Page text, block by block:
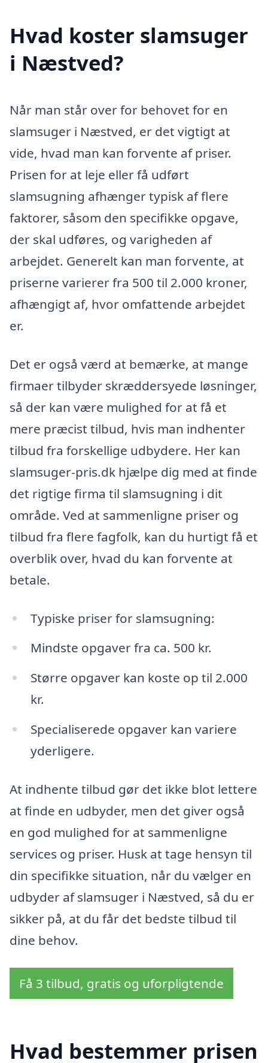
Hvad koster slamsuger
i Næstved?
Når man står over for behovet for en
slamsuger i Næstved, er det vigtigt at
vide, hvad man kan forvente af priser.
Prisen for at leje eller få udført
slamsugning afhænger typisk af flere
faktorer, såsom den specifikke opgave,
der skal udføres, og varigheden af
arbejdet. Generelt kan man forvente, at
priserne varierer fra 500 til 2.000 kroner,
afhængigt af, hvor omfattende arbejdet
er.
Det er også værd at bemærke, at mange
firmaer tilbyder skræddersyede løsninger,
så der kan være mulighed for at få et
mere præcist tilbud, hvis man indhenter
tilbud fra forskellige udbydere. Her kan
slamsuger-pris.dk hjælpe dig med at finde
det rigtige firma til slamsugning i dit
område. Ved at sammenligne priser og
tilbud fra flere fagfolk, kan du hurtigt få et
overblik over, hvad du kan forvente at
betale.
Typiske priser for slamsugning:
Mindste opgaver fra ca. 500 kr.
Større opgaver kan koste op til 2.000
kr.
Specialiserede opgaver kan variere
yderligere.
At indhente tilbud gør det ikke blot lettere
at finde en udbyder, men det giver også
en god mulighed for at sammenligne
services og priser. Husk at tage hensyn til
din specifikke situation, når du vælger en
udbyder af slamsuger i Næstved, så du er
sikker på, at du får det bedste tilbud til
dine behov.
Få 3 tilbud, gratis og uforpligtende
Hvad bestemmer prisen